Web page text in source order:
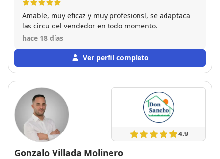
Amable, muy eficaz y muy profesionsl, se adaptaca
las circu del vendedor en todo momento.
hace 18 días
Ver perfil completo
4.9
Gonzalo Villada Molinero